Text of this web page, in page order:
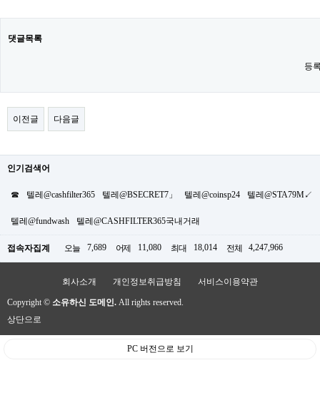
댓글목록
등
이전글 다음글
인기검색어
☎ 텔레@cashfilter365 텔레@BSECRET7」 텔레@coinsp24 텔레@STA79M↙
텔레@fundwash 텔레@CASHFILTER365국내거래
접속자집계 오늘 7,689 어제 11,080 최대 18,014 전체 4,247,966
회사소개 개인정보취급방침 서비스이용약관
Copyright © 소유하신 도메인. All rights reserved.
상단으로
PC 버전으로 보기